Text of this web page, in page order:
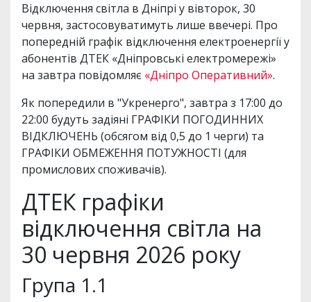
Відключення світла в Дніпрі у вівторок, 30
червня, застосовуватимуть лише ввечері. Про
попередній графік відключення електроенергії у
абонентів ДТЕК «Дніпровські електромережі»
на завтра повідомляє «Дніпро Оперативний».
Як попередили в "Укренерго", завтра з 17:00 до
22:00 будуть задіяні ГРАФІКИ ПОГОДИННИХ
ВІДКЛЮЧЕНЬ (обсягом від 0,5 до 1 черги) та
ГРАФІКИ ОБМЕЖЕННЯ ПОТУЖНОСТІ (для
промислових споживачів).
ДТЕК графіки
відключення світла на
30 червня 2026 року
Група 1.1